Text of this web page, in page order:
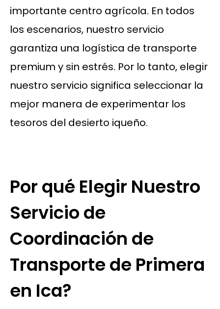
importante centro agrícola. En todos
los escenarios, nuestro servicio
garantiza una logística de transporte
premium y sin estrés. Por lo tanto, elegir
nuestro servicio significa seleccionar la
mejor manera de experimentar los
tesoros del desierto iqueño.
Por qué Elegir Nuestro
Servicio de
Coordinación de
Transporte de Primera
en Ica?